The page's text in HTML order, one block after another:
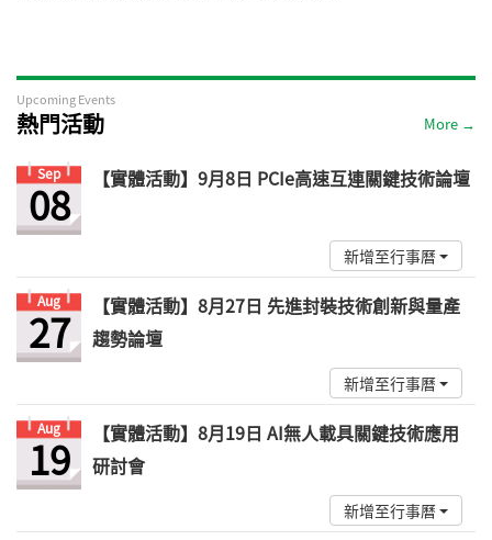
Upcoming Events
熱門活動 More →
Sep
08 【實體活動】9月8日 PCIe高速互連關鍵技術論壇
新增至行事曆
Aug
27
【實體活動】8月27日 先進封裝技術創新與量產
趨勢論壇
新增至行事曆
Aug
19
【實體活動】8月19日 AI無人載具關鍵技術應用
研討會
新增至行事曆